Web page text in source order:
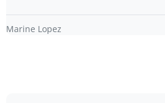
Marine Lopez